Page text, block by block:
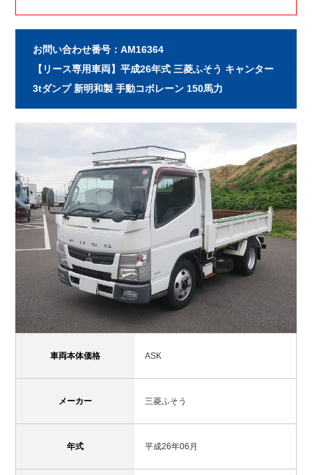
お問い合わせ番号：AM16364
【リース専用車両】平成26年式 三菱ふそう キャンター
3tダンプ 新明和製 手動コボレーン 150馬力
車両本体価格 ASK
メーカー 三菱ふそう
年式 平成26年06月